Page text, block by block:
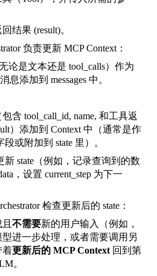
结果 (result)。
负责更新 MCP Context：
论是文本还是 tool_calls）作为
消息添加到 messages 中。
包含 tool_call_id, name, 和工具返
）添加到 Context 中（通常是作
段或附加到 state 里）。
新 state （例如，记录查询到的数
，设置 current_step 为下一
检查更新后的 state ：
不需要新的用户输入（例如，
进一步处理，或者需要调用另
着更新后的 MCP Context 回到第
。